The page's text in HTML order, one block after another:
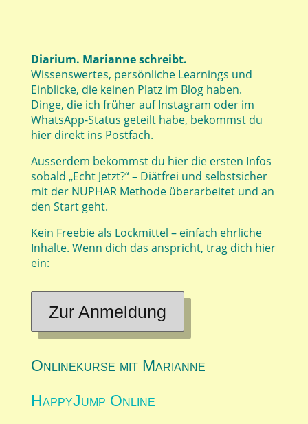
Diarium. Marianne schreibt.
Wissenswertes, persönliche Learnings und
Einblicke, die keinen Platz im Blog haben.
Dinge, die ich früher auf Instagram oder im
WhatsApp-Status geteilt habe, bekommst du
hier direkt ins Postfach.
Ausserdem bekommst du hier die ersten Infos
sobald „Echt Jetzt?“ – Diätfrei und selbstsicher
mit der NUPHAR Methode überarbeitet und an
den Start geht.
Kein Freebie als Lockmittel – einfach ehrliche
Inhalte. Wenn dich das anspricht, trag dich hier
ein:
Zur Anmeldung
Onlinekurse mit Marianne
HappyJump Online